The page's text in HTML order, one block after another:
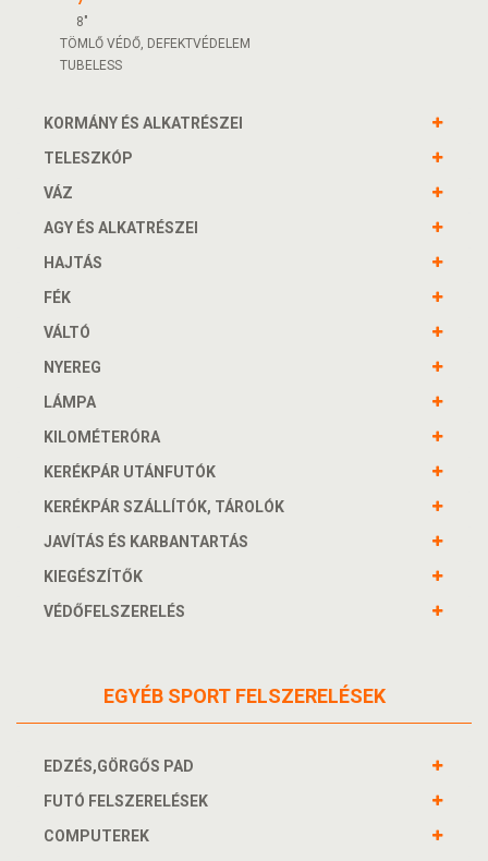
8"
TÖMLŐ VÉDŐ, DEFEKTVÉDELEM
TUBELESS
KORMÁNY ÉS ALKATRÉSZEI
TELESZKÓP
VÁZ
AGY ÉS ALKATRÉSZEI
HAJTÁS
FÉK
VÁLTÓ
NYEREG
LÁMPA
KILOMÉTERÓRA
KERÉKPÁR UTÁNFUTÓK
KERÉKPÁR SZÁLLÍTÓK, TÁROLÓK
JAVÍTÁS ÉS KARBANTARTÁS
KIEGÉSZÍTŐK
VÉDŐFELSZERELÉS
EGYÉB SPORT FELSZERELÉSEK
EDZÉS,GÖRGŐS PAD
FUTÓ FELSZERELÉSEK
COMPUTEREK